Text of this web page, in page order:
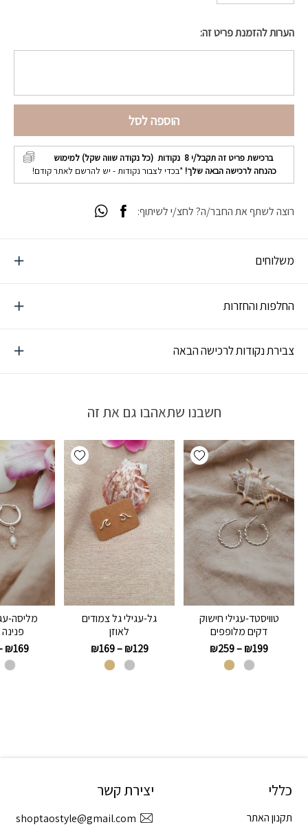
הערות להזמנת פריט זה:
הוספה לסל
ברכישת פריט זה תקבל/י8 נקודות (כל נקודה שווה שקל) למימוש
כהנחה לרכישה הבאה שלך! *בכדי לצבור נקודות - יש להרשם לאתר קודם!
משלוחים
החלפות והחזרות
צבירת נקודות לרכישה הבאה
רוצה לשתף את החבר/ה? לחצ/י לשיתוף:
חשבנו שתאהבו גם את זה
Add wishlist
טוויסטד-עגילי חישוק
דקים מלופפים
₪199
–
₪259
Add wishlist
גל-עגילי גל צמודים
לאוזן
₪129
–
₪169
מליסה-
₪169
כללי
תקנון האתר
יצירת קשר
shoptaostyle@gmail.com